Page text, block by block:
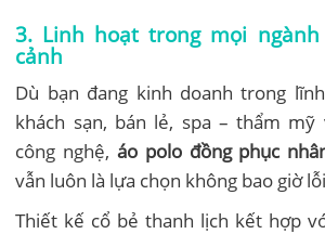
3. Linh hoạt trong mọi
cảnh
Dù bạn đang kinh doanh trong
khách sạn, bán lẻ, spa – thẩm
công nghệ, áo polo đồng phục
vẫn luôn là lựa chọn không bao giờ
Thiết kế cổ bẻ thanh lịch kết hợp